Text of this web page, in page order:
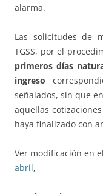
alarma.
Las solicitudes de
TGSS, por el
primeros días
ingreso
señalados, sin que
aquellas
haya finalizado con
Ver modificación en el
abril,